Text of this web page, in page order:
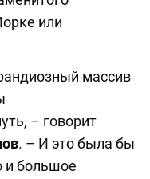
или
массив
– говорит
. – И это была бы
и большое